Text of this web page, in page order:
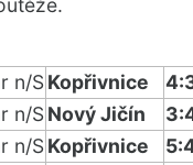
n/SKopřivnice
n/SNový Jičín
n/SKopřivnice